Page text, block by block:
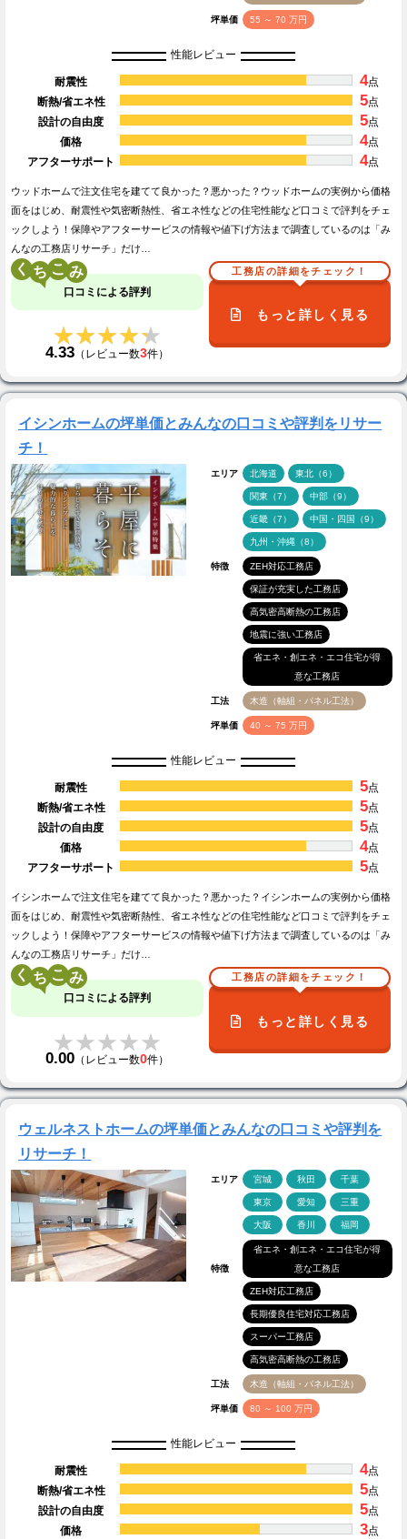
坪単価 55 ～ 70 万円
性能レビュー
耐震性 4点
断熱/省エネ性
5点
設計の自由度
5点
価格
4点
アフターサポート
4点
ウッドホームで注文住宅を建てて良かった？悪かった？ウッドホームの実例から価格
面をはじめ、耐震性や気密断熱性、省エネ性などの住宅性能など口コミで評判をチェ
ックしよう！保障やアフターサービスの情報や値下げ方法まで調査しているのは「み
んなの工務店リサーチ」だけ…
く こ
口コミによる評判
★★★★★
★★★★★
4.33 （レビュー数3件）
工務店の詳細をチェック！
もっと詳しく見る
イシンホームの坪単価とみんなの口コミや評判をリサー
チ！
エリア 北海道 東北（6）
関東（7） 中部（9）
近畿（7） 中国・四国（9）
九州・沖縄（8）
特徴 ZEH対応工務店
保証が充実した工務店
高気密高断熱の工務店
地震に強い工務店
省エネ・創エネ・エコ住宅が得
意な工務店
工法 木造（軸組・パネル工法）
坪単価 40 ～ 75 万円
性能レビュー
耐震性 5点
断熱/省エネ性
5点
設計の自由度
5点
価格
4点
アフターサポート
5点
イシンホームで注文住宅を建てて良かった？悪かった？イシンホームの実例から価格
面をはじめ、耐震性や気密断熱性、省エネ性などの住宅性能など口コミで評判をチェ
ックしよう！保障やアフターサービスの情報や値下げ方法まで調査しているのは「み
んなの工務店リサーチ」だけ…
く こ
口コミによる評判
★★★★★
★★★★★
0.00 （レビュー数0件）
工務店の詳細をチェック！
もっと詳しく見る
ウェルネストホームの坪単価とみんなの口コミや評判を
リサーチ！
エリア 宮城 秋田 千葉
東京 愛知 三重
大阪 香川 福岡
特徴
省エネ・創エネ・エコ住宅が得
意な工務店
ZEH対応工務店
長期優良住宅対応工務店
スーパー工務店
高気密高断熱の工務店
工法 木造（軸組・パネル工法）
坪単価 80 ～ 100 万円
性能レビュー
耐震性 4点
断熱/省エネ性
5点
設計の自由度
5点
価格
3点